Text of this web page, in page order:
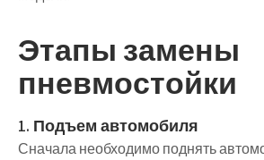
Этапы замены
пневмостойки
1. Подъем автомобиля
Сначала необходимо поднять